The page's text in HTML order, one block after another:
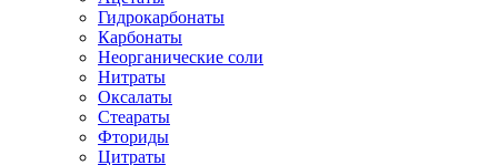
Гидрокарбонаты
Карбонаты
Неорганические соли
Нитраты
Оксалаты
Стеараты
Фториды
Цитраты